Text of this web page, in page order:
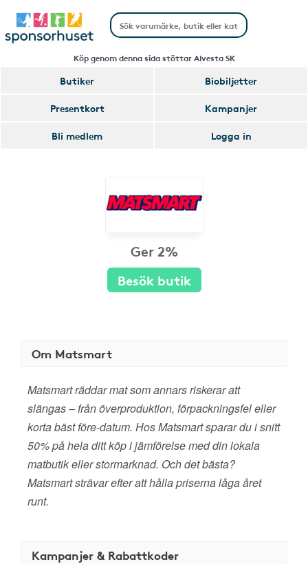
Köp genom denna sida stöttar Alvesta SK
Butiker
Biobiljetter
Presentkort
Kampanjer
Bli medlem
Logga in
Ger 2%
Besök butik
Om Matsmart
Matsmart räddar mat som annars riskerar att
slängas – från överproduktion, förpackningsfel eller
korta bäst före-datum. Hos Matsmart sparar du i snitt
50% på hela ditt köp i jämförelse med din lokala
matbutik eller stormarknad. Och det bästa?
Matsmart strävar efter att hålla priserna låga året
runt.
Kampanjer & Rabattkoder